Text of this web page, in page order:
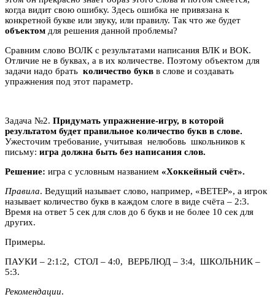
когда видит свою ошибку. Здесь ошибка не привязана к
конкретной букве или звуку, или правилу. Так что же будет
объектом для решения данной проблемы?
Сравним слово ВОЛК с результатами написания ВЛК и ВОК.
Отличие не в буквах, а в их количестве. Поэтому объектом для
задачи надо брать количество букв в слове и создавать
упражнения под этот параметр.
Задача №2. Придумать упражнение-игру, в которой
результатом будет правильное количество букв в слове.
Ужесточим требование, учитывая нелюбовь школьников к
письму: игра должна быть без написания слов.
Решение: игра с условным названием «Хоккейный счёт».
Правила. Ведущий называет слово, например, «ВЕТЕР», а игрок
называет количество букв в каждом слоге в виде счёта – 2:3.
Время на ответ 5 сек для слов до 6 букв и не более 10 сек для
других.
Примеры.
ПАУКИ – 2:1:2, СТОЛ – 4:0, ВЕРБЛЮД – 3:4, ШКОЛЬНИК –
5:3.
Рекомендации.